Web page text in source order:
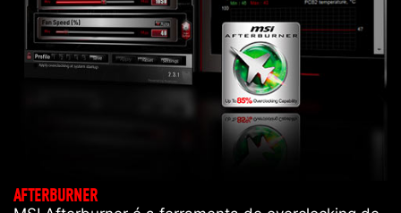
AFTERBURNER